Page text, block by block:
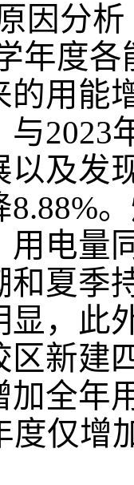
因分析
年度各
的用能
与2023
以及发
8.88%
用电量
和夏季
显，此
区新建
加全年
度仅增